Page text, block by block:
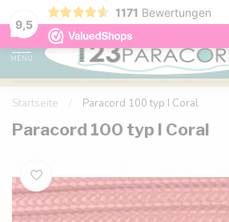
9,5
1171 Bewertungen
Kostenlose Lieferung nach Hause ab 150 €
MENU
Startseite Paracord 100 typ I Coral
Paracord 100 typ I Coral